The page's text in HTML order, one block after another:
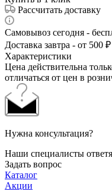
Рассчитать доставку
Самовывоз сегодня -
Доставка завтра - от 500 ₽
Характеристики
Цена действительна
отличаться от цен в
Нужна консультация?
Наши специалисты
Задать вопрос
Каталог
Акции